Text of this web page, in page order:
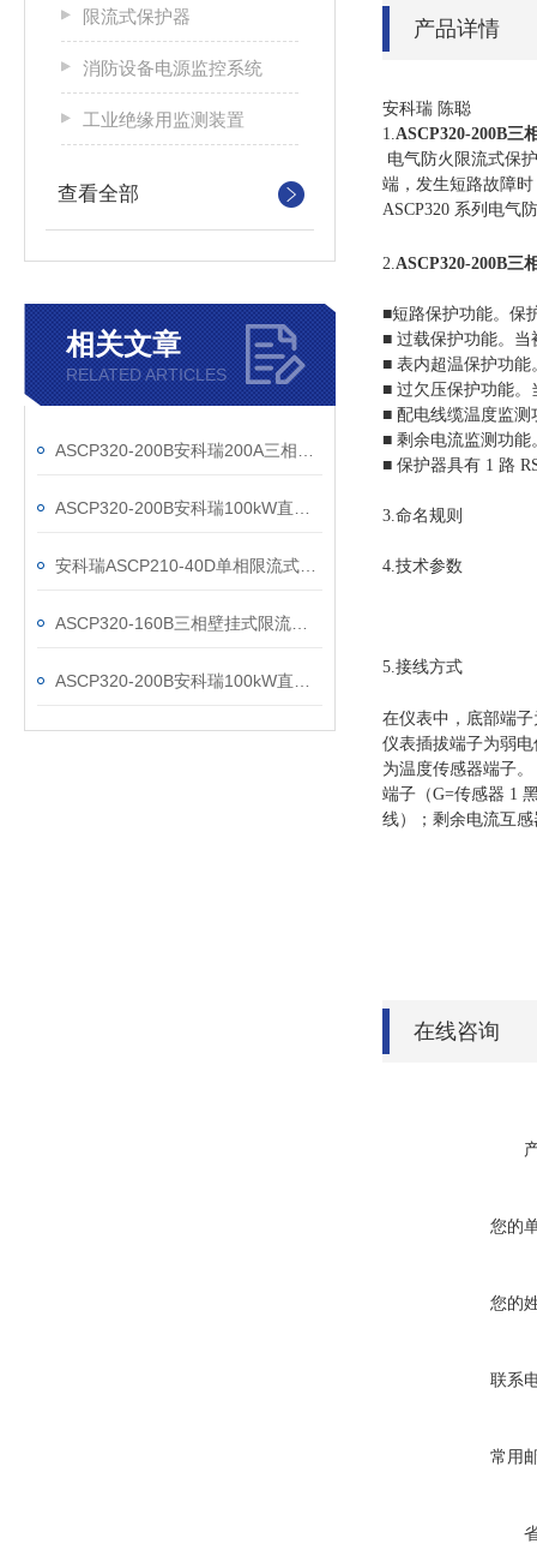
限流式保护器
消防设备电源监控系统
工业绝缘用监测装置
查看全部
相关文章
RELATED ARTICLES
产品详情
安科瑞 陈聪
1.ASCP320-200B三
电气防火限流式保
端，发生短路故障
ASCP320 系列电气
2.ASCP320-200B三
■短路保护功能。保
■ 过载保护功能。当
■ 表内超温保护功
■ 过欠压保护功能
■ 配电线缆温度监
■ 剩余电流监测功
■ 保护器具有 1 路
3.命名规则
4.技术参数
5.接线方式
在仪表中，底部端
仪表插拔端子为弱
为温度传感器端子
端子（G=传感器 1
线）；剩余电流互
在线咨询
您的
您的
联系
常用